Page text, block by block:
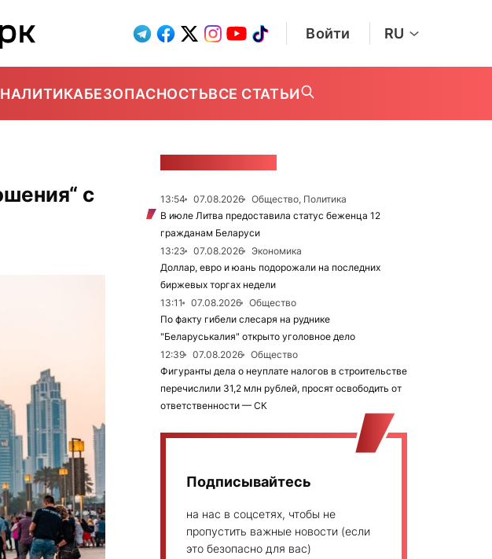
Войти RU
БЕЗОПАСНОСТЬВСЕ СТАТЬИ
с
13:54 07.08.2026
Общество, Политика
В июле Литва предоставила статус беженца 12
гражданам Беларуси
13:23
07.08.2026
Экономика
Доллар, евро и юань подорожали на последних
биржевых торгах недели
13:11
07.08.2026
Общество
По факту гибели слесаря на руднике
"Беларуськалия" открыто уголовное дело
12:39
07.08.2026
Общество
Фигуранты дела о неуплате налогов в строительстве
перечислили 31,2 млн рублей, просят освободить от
ответственности — СК
Подписывайтесь
на нас в соцсетях, чтобы не
пропустить важные новости (если
это безопасно для вас)